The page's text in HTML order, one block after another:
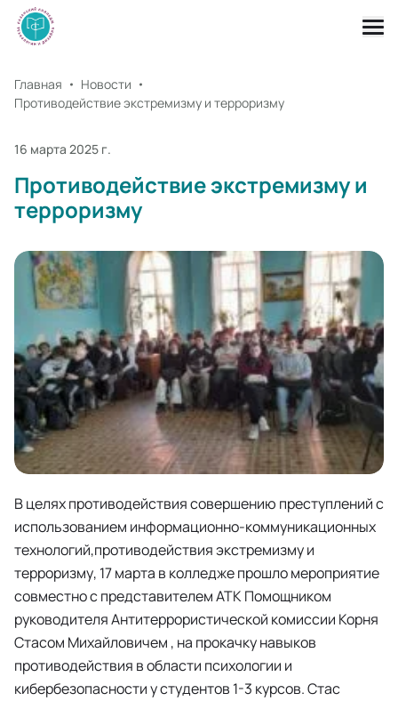
Главная
Новости
Противодействие экстремизму и терроризму
16 марта 2025 г.
Противодействие экстремизму и
терроризму
В целях противодействия совершению преступлений с
использованием информационно-коммуникационных
технологий,противодействия экстремизму и
терроризму, 17 марта в колледже прошло мероприятие
совместно с представителем АТК Помощником
руководителя Антитеррористической комиссии Корня
Стасом Михайловичем , на прокачку навыков
противодействия в области психологии и
кибербезопасности у студентов 1-3 курсов. Стас